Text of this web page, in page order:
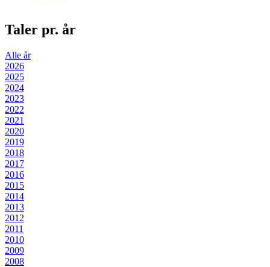
Taler pr. år
Alle år
2026
2025
2024
2023
2022
2021
2020
2019
2018
2017
2016
2015
2014
2013
2012
2011
2010
2009
2008